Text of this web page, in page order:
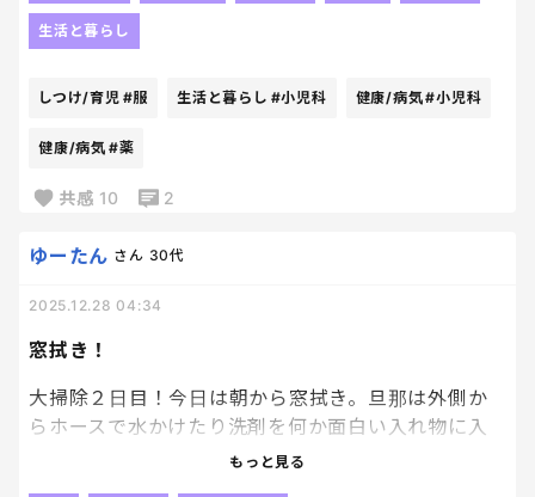
年内ラスト診療日、恐るべし！！
もっと早く数えとくんだった……
だまーーーって本読んでる。
ありがてえ〜笑
生活と暮らし
しつけ/育児 #服 生活と暮らし #小児科 健康/病気#小児科
健康/病気 #薬
共感 10 2
窓拭き！
ゆーたん さん 30代
2025.12.28 04:34
大掃除２日目！今日は朝から窓拭き。旦那は外側か
らホースで水かけたり洗剤を何か面白い入れ物に入
れて広範囲にブシャー、私は中から雑巾で拭き拭
もっと見る